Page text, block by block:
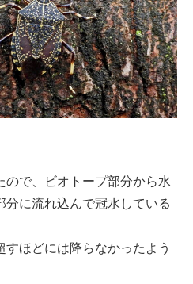
ので、ビオトープ部分から水
分に流れ込んで冠水している
すほどには降らなかったよう